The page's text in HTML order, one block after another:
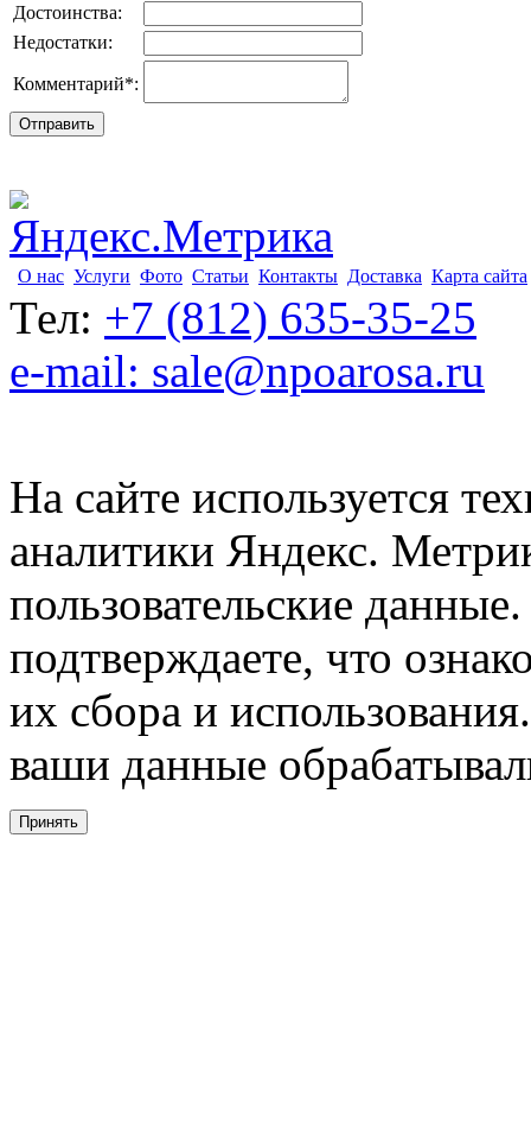
Достоинства:
Недостатки:
Комментарий*:
О нас Услуги Фото Статьи Контакты Доставка Карта сайта
Тел: +7 (812) 635-35-25
e-mail: sale@npoarosa.ru
На сайте используется
аналитики Яндекс.
пользовательские
подтверждаете, что
их сбора и
ваши данные
Принять